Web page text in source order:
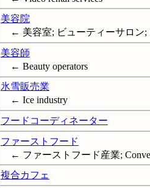
美容院
← 美容室; ビューティーサロン;
美容師
← Beauty operators
氷雪販売業
← Ice industry
フードコーディネーター
ファーストフード
← ファーストフード産業;
複合カフェ